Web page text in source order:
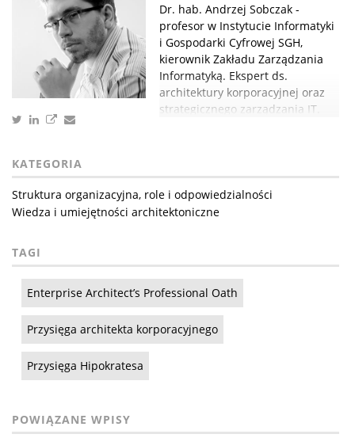
Dr. hab. Andrzej Sobczak -
profesor w Instytucie Informatyki
i Gospodarki Cyfrowej SGH,
kierownik Zakładu Zarządzania
Informatyką. Ekspert ds.
architektury korporacyjnej oraz
strategicznego zarządzania IT.
KATEGORIA
Struktura organizacyjna, role i odpowiedzialności
Wiedza i umiejętności architektoniczne
TAGI
Enterprise Architect’s Professional Oath
Przysięga architekta korporacyjnego
Przysięga Hipokratesa
POWIĄZANE WPISY